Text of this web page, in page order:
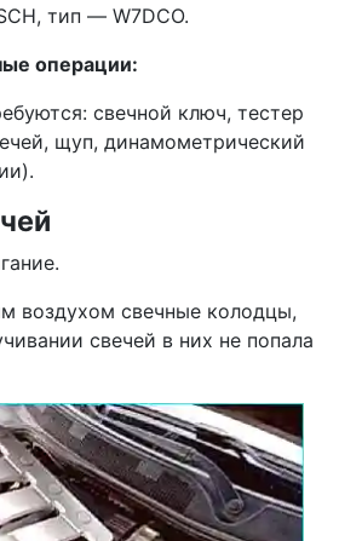
тип — W7DCO.
операции:
свечной ключ, тестер
щуп, динамометрический
воздухом свечные колодцы,
свечей в них не попала